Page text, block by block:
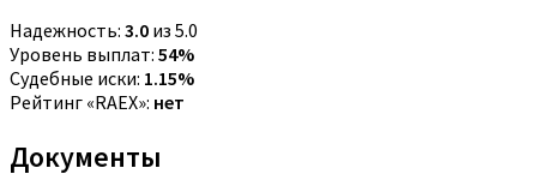
Надежность: 3.0 из 5.0
Уровень выплат: 54%
Судебные иски: 1.15%
Рейтинг «RAEX»: нет
Документы